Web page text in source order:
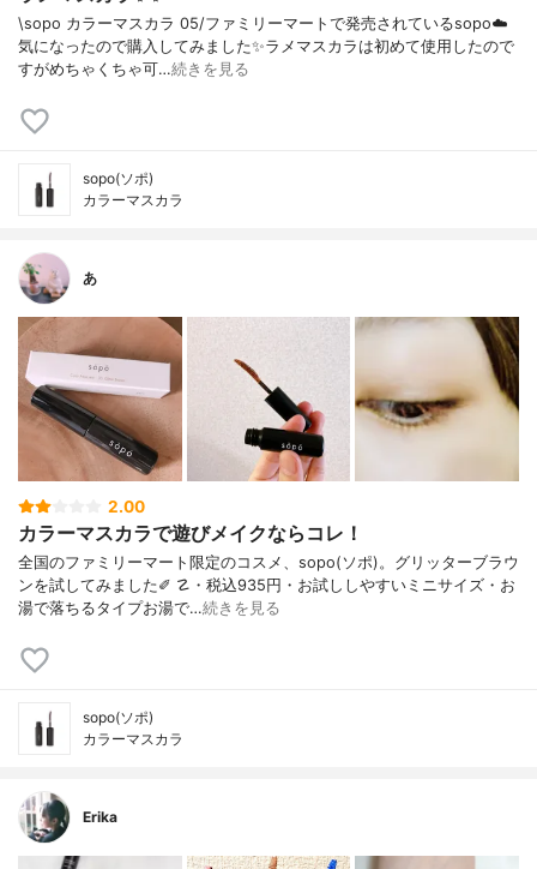
\sopo カラーマスカラ 05/ファミリーマートで発売されているsopo☁️
気になったので購入してみました✨ラメマスカラは初めて使用したので
すがめちゃくちゃ可…続きを見る
sopo(ソポ)
カラーマスカラ
あ
2.00
カラーマスカラで遊びメイクならコレ！
全国のファミリーマート限定のコスメ、sopo(ソポ)。グリッターブラウ
ンを試してみました✐ ☡・税込935円・お試ししやすいミニサイズ・お
湯で落ちるタイプお湯で…続きを見る
sopo(ソポ)
カラーマスカラ
Erika